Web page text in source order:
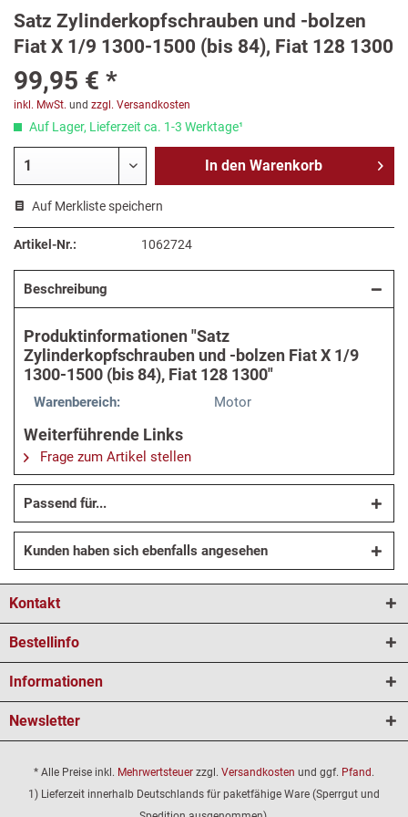
Satz Zylinderkopfschrauben und -bolzen
Fiat X 1/9 1300-1500 (bis 84), Fiat 128 1300
99,95 € *
inkl. MwSt. und zzgl. Versandkosten
Auf Lager, Lieferzeit ca. 1-3 Werktage¹
In den Warenkorb
Auf Merkliste speichern
Artikel-Nr.: 1062724
Beschreibung
Produktinformationen "Satz
Zylinderkopfschrauben und -bolzen Fiat X 1/9
1300-1500 (bis 84), Fiat 128 1300"
Warenbereich: Motor
Weiterführende Links
Frage zum Artikel stellen
Passend für...
Kunden haben sich ebenfalls angesehen
Kontakt
Bestellinfo
Informationen
Newsletter
* Alle Preise inkl. Mehrwertsteuer zzgl. Versandkosten und ggf. Pfand.
1) Lieferzeit innerhalb Deutschlands für paketfähige Ware (Sperrgut und